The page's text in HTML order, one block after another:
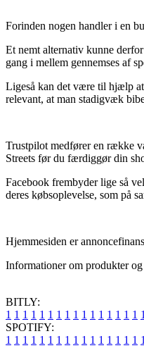
Forinden nogen handler i en
Et nemt alternativ kunne
gang i mellem gennemses af
Ligeså kan det være til hjælp
relevant, at man stadigvæk
Trustpilot medfører en række
Streets før du færdiggør din
Facebook frembyder lige så
deres købsoplevelse, som på
Hjemmesiden er
Informationer om produkter
BITLY:
1 1 1 1 1 1 1 1 1 1 1 1 1 1 1 1 1
SPOTIFY:
1 1 1 1 1 1 1 1 1 1 1 1 1 1 1 1 1